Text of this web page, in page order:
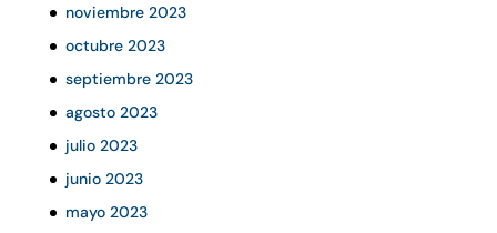
noviembre 2023
octubre 2023
septiembre 2023
agosto 2023
julio 2023
junio 2023
mayo 2023